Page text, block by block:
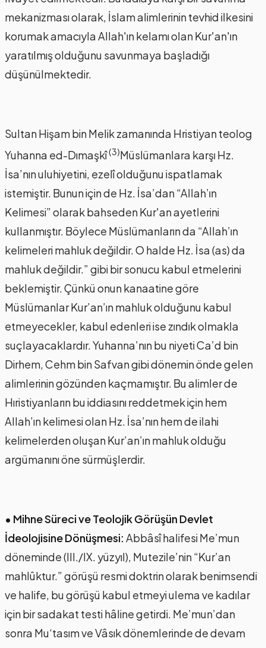
mekanizması olarak, İslam alimlerinin tevhid ilkesini
korumak amacıyla Allah'ın kelamı olan Kur'an'ın
yaratılmış olduğunu savunmaya başladığı
düşünülmektedir.
Sultan Hişam bin Melik zamanında Hristiyan teolog
Yuhanna ed-Dımaşkî(3)Müslümanlara karşı Hz.
İsa’nın uluhiyetini, ezelî olduğunu ispatlamak
istemiştir. Bunun için de Hz. İsa’dan “Allah’ın
Kelimesi” olarak bahseden Kur'an ayetlerini
kullanmıştır. Böylece Müslümanların da “Allah’ın
kelimeleri mahluk değildir. O halde Hz. İsa (as) da
mahluk değildir.” gibi bir sonucu kabul etmelerini
beklemiştir. Çünkü onun kanaatine göre
Müslümanlar Kur’an’ın mahluk olduğunu kabul
etmeyecekler, kabul edenleri ise zındık olmakla
suçlayacaklardır. Yuhanna’nın bu niyeti Ca’d bin
Dirhem, Cehm bin Safvan gibi dönemin önde gelen
alimlerinin gözünden kaçmamıştır. Bu alimler de
Hıristiyanların bu iddiasını reddetmek için hem
Allah’ın kelimesi olan Hz. İsa’nın hem de ilahi
kelimelerden oluşan Kur’an’ın mahluk olduğu
argümanını öne sürmüşlerdir.
• Mihne Süreci ve Teolojik Görüşün Devlet
İdeolojisine Dönüşmesi: Abbâsî halifesi Me’mun
döneminde (III./IX. yüzyıl), Mutezile’nin “Kur’an
mahlûktur.” görüşü resmi doktrin olarak benimsendi
ve halife, bu görüşü kabul etmeyi ulema ve kadılar
için bir sadakat testi hâline getirdi. Me’mun’dan
sonra Mu‘tasım ve Vâsık dönemlerinde de devam